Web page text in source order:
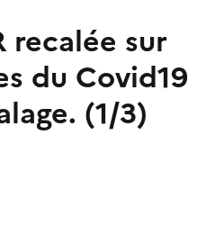
recalée sur
du Covid19
(1/3)